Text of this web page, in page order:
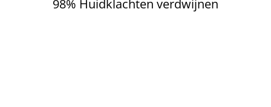
98% Huidklachten verdwijnen